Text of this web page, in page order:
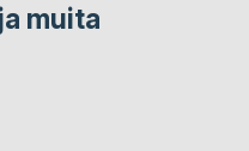
muita